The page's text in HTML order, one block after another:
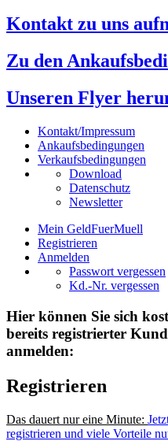
Kontakt zu uns
Zu den
Unseren Flyer
Kontakt/Impressum
Ankaufsbedingungen
Verkaufsbedingungen
Download
Datenschutz
Newsletter
Mein GeldFuerMuell
Registrieren
Anmelden
Passwort vergessen
Kd.-Nr. vergessen
Hier können Sie sich
bereits registrierter
anmelden:
Registrieren
Das dauert nur eine Minute:
registrieren und viele Vorteile